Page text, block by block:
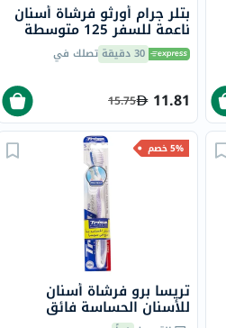
بتلر جرام أورثو فرشاة أسنان
ناعمة للسفر 125 متوسطة
30 دقيقة تصلك في
11.81
15.75
5% خصم
تريسا برو فرشاة أسنان
للأسنان الحساسة فائق